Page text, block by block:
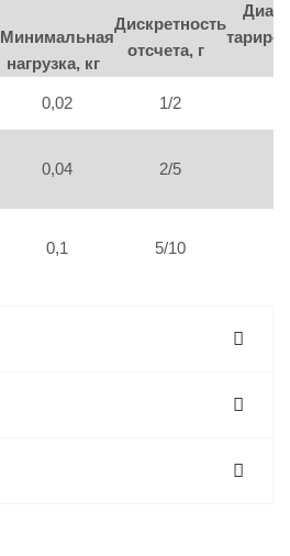
Минимальная
нагрузка, кг
Дискретность
отсчета, г
0,02 1/2
0,04 2/5
0,1 5/10